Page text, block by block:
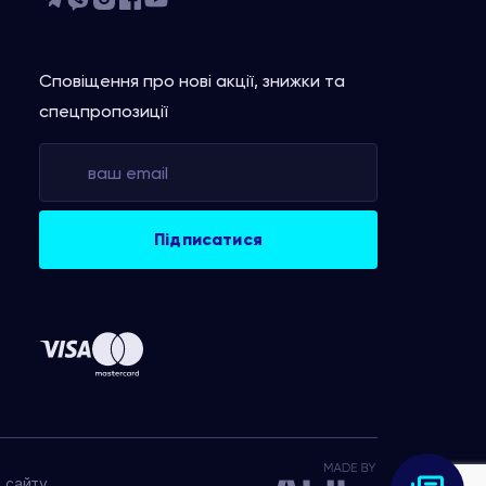
Сповіщення про нові акції, знижки та
спецпропозиції